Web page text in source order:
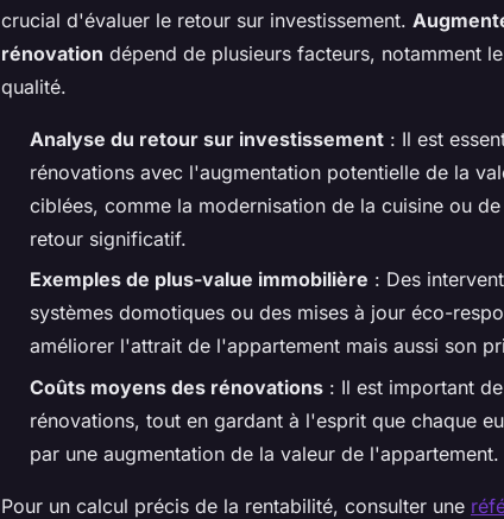
crucial d'évaluer le retour sur investissement.
rénovation dépend de plusieurs facteurs, notamment
qualité.
Analyse du retour sur investissement : Il est
rénovations avec l'augmentation potentielle de la
ciblées, comme la modernisation de la cuisine ou
retour significatif.
Exemples de plus-value immobilière : Des
systèmes domotiques ou des mises à jour éco-
améliorer l'attrait de l'appartement mais aussi son
Coûts moyens des rénovations : Il est important
rénovations, tout en gardant à l'esprit que chaque
par une augmentation de la valeur de l'appartement.
Pour un calcul précis de la rentabilité, consulter une